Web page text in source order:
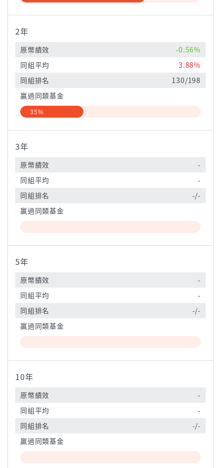
2年
原幣績效
-0.56%
同組平均
3.88%
同組排名
130/198
贏過同類基金
35%
3年
原幣績效
-
同組平均
-
同組排名
-/-
贏過同類基金
5年
原幣績效
-
同組平均
-
同組排名
-/-
贏過同類基金
10年
原幣績效
-
同組平均
-
同組排名
-/-
贏過同類基金